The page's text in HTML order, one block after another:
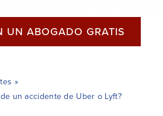
UN ABOGADO GRATIS
»
un accidente de Uber o Lyft?